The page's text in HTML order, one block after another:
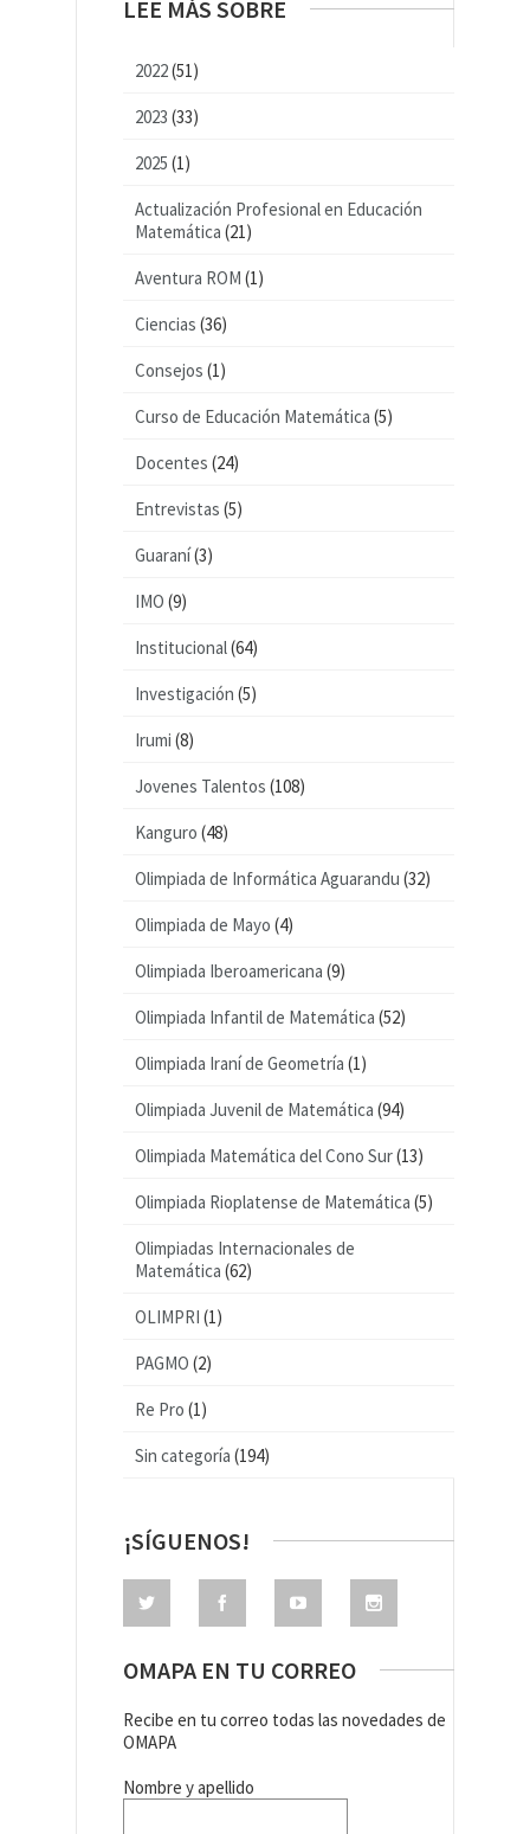
LEE MÁS SOBRE
2022(51)
2023 (33)
2025 (1)
Actualización Profesional en Educación
Matemática (21)
Aventura ROM (1)
Ciencias (36)
Consejos (1)
Curso de Educación Matemática (5)
Docentes (24)
Entrevistas (5)
Guaraní(3)
IMO (9)
Institucional(64)
Investigación (5)
Irumi (8)
Jovenes Talentos (108)
Kanguro (48)
Olimpiada de Informática Aguarandu (32)
Olimpiada de Mayo (4)
Olimpiada Iberoamericana (9)
Olimpiada Infantil de Matemática (52)
Olimpiada Iraní de Geometría (1)
Olimpiada Juvenil de Matemática (94)
Olimpiada Matemática del Cono Sur(13)
Olimpiada Rioplatense de Matemática (5)
Olimpiadas Internacionales de
Matemática (62)
OLIMPRI (1)
PAGMO (2)
Re Pro (1)
Sin categoría (194)
¡SÍGUENOS!
OMAPA EN TU CORREO
Recibe en tu correo todas las novedades de
OMAPA
Nombre y apellido